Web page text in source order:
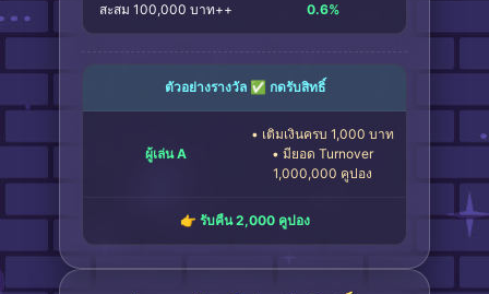
สะสม 100,000 บาท++ 0.6%
ตัวอย่างรางวัล ✅ กดรับสิทธิ์
ผู้เล่น A
• เติมเงินครบ 1,000 บาท
• มียอด Turnover
1,000,000 คูปอง
👉 รับคืน 2,000 คูปอง